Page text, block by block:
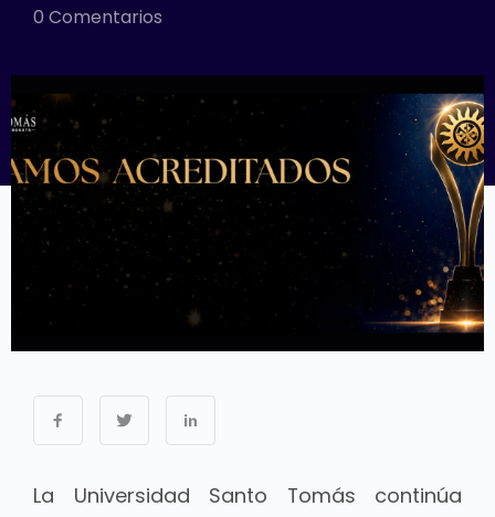
0 Comentarios
La Universidad Santo Tomás continúa